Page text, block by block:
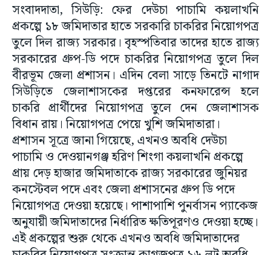
সংবাদদাতা, সিউড়ি: ফের দেউচা পাচামি কয়লাখনি
প্রকল্পে ১৮ জমিদাতার হাতে সরকারি চাকরির নিয়োগপত্র
তুলে দিল রাজ্য সরকার। বৃহস্পতিবার তাদের হাতে রাজ্য
সরকারের গ্রুপ-ডি পদে চাকরির নিয়োগপত্র তুলে দিল
বীরভূম জেলা প্রশাসন। এদিন বেলা সাড়ে তিনটে নাগাদ
সিউড়িতে জেলাশাসকের দপ্তরের কনফারেন্স হলে
চাকরি প্রার্থীদের নিয়োগপত্র তুলে দেন জেলাশাসক
বিধান রায়। নিয়োগপত্র পেয়ে খুশি জমিদাতারা।
প্রশাসন সূত্রে জানা গিয়েছে, এখনও অবধি দেউচা
পাচামি ও দেওয়ানগঞ্জ হরিণ শিংগা কয়লাখনি প্রকল্পে
প্রায় দেড় হাজার জমিদাতাকে রাজ্য সরকারের জুনিয়র
কনস্টেবল পদে এবং জেলা প্রশাসনের গ্রুপ ডি পদে
নিয়োগপত্র দেওয়া হয়েছে। পাশাপাশি পুনর্বাসন প্যাকেজ
অনুযায়ী জমিদাতাদের নির্ধারিত ক্ষতিপূরণও দেওয়া হচ্ছে।
এই প্রকল্পের শুরু থেকে এখনও অবধি জমিদাতাদের